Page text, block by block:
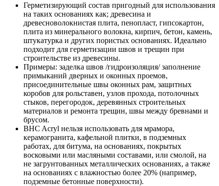
Герметизирующий состав пригодный для использования
на таких основаниях как; древесина и
древесноволокнистая плита, пенопласт, гипсокартон,
плита из минерального волокна, кирпич, бетон, камень,
штукатурка и других пористых основаниях. Идеально
подходит для герметизации швов и трещин при
строительстве из древесины.
Примеры: заделка швов /гидроизоляция/ заполнение
примыканий дверных и оконных проемов,
присоединительные швы оконных рам, защитных
коробов для рольставен, узлов прохода, потолочных
стыков, перегородок, деревянных строительных
материалов и ремонта трещин, швы между бревнами и
брусом.
BHC Acryl нельзя использовать для мрамора,
керамогранита, кафельной плитки, в подземных
работах, для битума, на основаниях, покрытых
восковыми или масляными составами, или смолой, на
не загрунтованных металлических основаниях, а также
на основаниях с влажностью более 20% (например,
подземные бетонные поверхности).